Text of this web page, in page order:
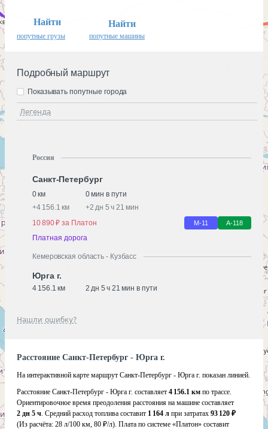
Найти
попутные грузы
Найти
попутные машины
Подробный маршрут
Легенда
Показывать попутные города
Россия
Санкт-Петербург
0 км
0 мин в пути
+4 156.1 км +2 дн 5 ч 21 мин
10 890 ₽ за Платон
М-11 А-118
Платная дорога
Кемеровская область - Кузбасс
Юрга г.
4 156.1 км 2 дн 5 ч 21 мин в пути
Нашли ошибку?
Расстояние Санкт-Петербург - Юрга г.
На интерактивной карте маршрут Санкт-Петербург - Юрга г. показан линией.
Расстояние Санкт-Петербург - Юрга г. составляет 4 156.1 км по трассе.
Ориентировочное время преодоления расстояния на машине составляет
2 дн 5 ч. Средний расход топлива составит 1 164 л при затратах 93 120 ₽
(Из расчёта: 28 л/100 км, 80 ₽/л). Плата по системе «Платон» составит